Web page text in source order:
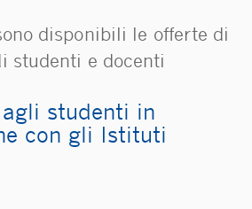
disponibili le offerte di
studenti e docenti
studenti in
con gli Istituti